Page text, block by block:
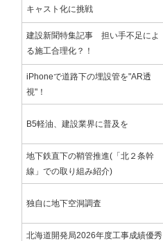
キャスト化に挑戦
建設新聞特集記事 担い手不足によ
る施工合理化？！
iPhoneで道路下の埋設管を"AR透
視"！
B5軽油、建設業界に普及を
地下鉄直下の鞘管推進(「北２条幹
線」での取り組み紹介)
独自に地下空洞調査
北海道開発局2026年度工事成績優秀